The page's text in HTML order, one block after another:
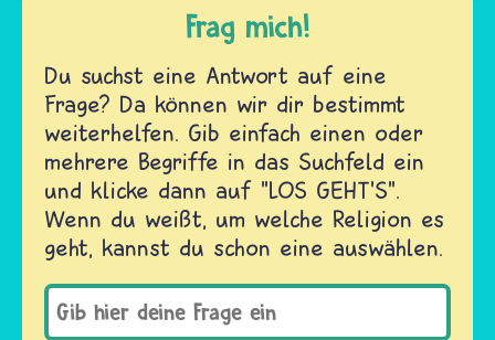
Frag mich!
Du suchst eine Antwort auf eine
Frage? Da können wir dir bestimmt
weiterhelfen. Gib einfach einen oder
mehrere Begriffe in das Suchfeld ein
und klicke dann auf "LOS GEHT'S".
Wenn du weißt, um welche Religion es
geht, kannst du schon eine auswählen.